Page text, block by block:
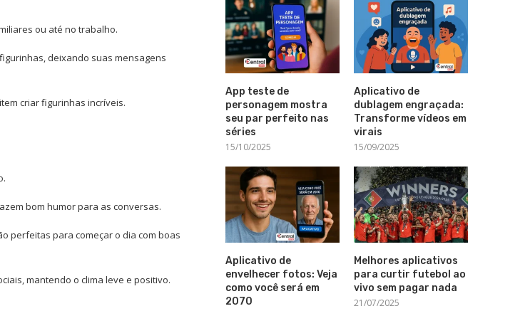
ou até no trabalho.
deixando suas mensagens
criar figurinhas incríveis.
bom humor para as conversas.
perfeitas para começar o dia com boas
mantendo o clima leve e positivo.
App teste de
personagem mostra
seu par perfeito nas
séries
15/10/2025
Aplicativo de
dublagem engraçada:
Transforme vídeos em
virais
15/09/2025
Aplicativo de
envelhecer fotos: Veja
como você será em
2070
Melhores aplicativos
para curtir futebol ao
vivo sem pagar nada
21/07/2025